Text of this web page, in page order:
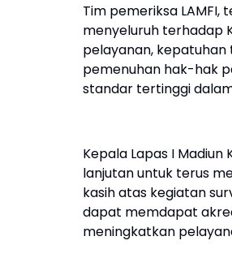
Tim pemeriksa
menyeluruh terhadap
pelayanan,
pemenuhan hak-hak
standar tertinggi
Kepala Lapas I
lanjutan untuk terus
kasih atas kegiatan
dapat memdapat
meningkatkan